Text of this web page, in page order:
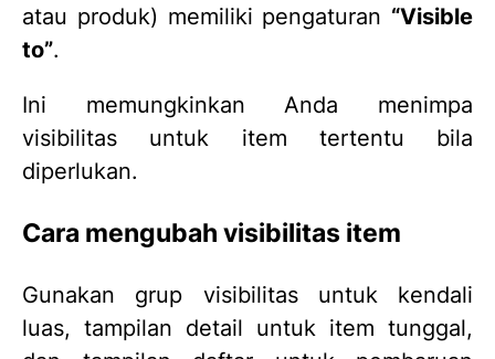
atau produk) memiliki pengaturan “Visible
to”.
Ini memungkinkan Anda menimpa
visibilitas untuk item tertentu bila
diperlukan.
Cara mengubah visibilitas item
Gunakan grup visibilitas untuk kendali
luas, tampilan detail untuk item tunggal,